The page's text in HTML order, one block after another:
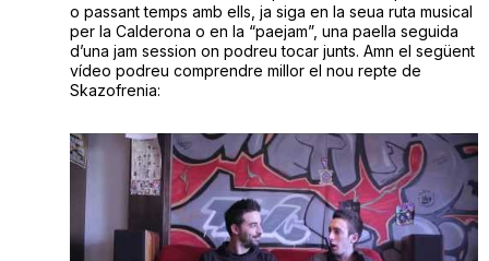
o passant temps amb ells, ja siga en la seua ruta musical
per la Calderona o en la “paejam”, una paella seguida
d’una jam session on podreu tocar junts. Amn el següent
vídeo podreu comprendre millor el nou repte de
Skazofrenia: